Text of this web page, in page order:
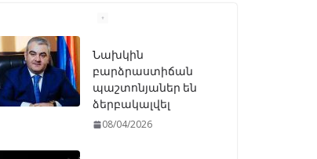
Նախկին
բարձրաստիճան
պաշտոնյաներ են
ձերբակալվել
08/04/2026